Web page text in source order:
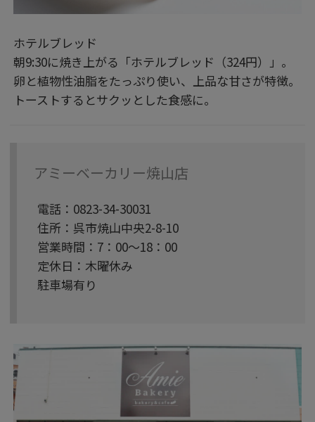
ホテルブレッド
朝9:30に焼き上がる「ホテルブレッド（324円）」。
卵と植物性油脂をたっぷり使い、上品な甘さが特徴。
トーストするとサクッとした食感に。
アミーベーカリー焼山店
電話：0823-34-30031
住所：呉市焼山中央2-8-10
営業時間：7：00〜18：00
定休日：木曜休み
駐車場有り